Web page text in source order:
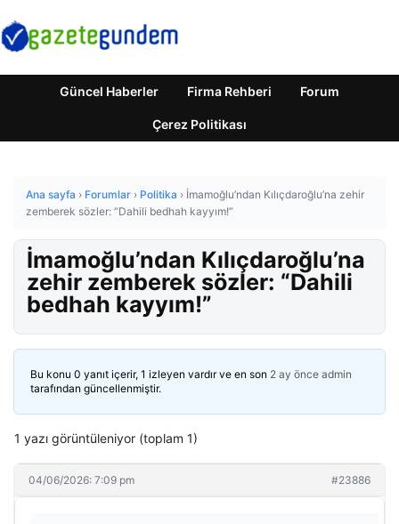
Güncel Haberler Firma Rehberi Forum
Çerez Politikası
Ana sayfa › Forumlar › Politika › İmamoğlu’ndan Kılıçdaroğlu’na zehir
zemberek sözler: “Dahili bedhah kayyım!”
İmamoğlu’ndan Kılıçdaroğlu’na
zehir zemberek sözler: “Dahili
bedhah kayyım!”
Bu konu 0 yanıt içerir, 1 izleyen vardır ve en son 2 ay önce admin
tarafından güncellenmiştir.
1 yazı görüntüleniyor (toplam 1)
04/06/2026: 7:09 pm #23886